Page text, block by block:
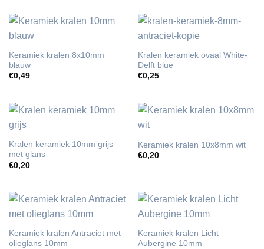
Keramiek kralen 8x10mm
blauw
€0,49
Kralen keramiek ovaal White-
Delft blue
€0,25
Kralen keramiek 10mm grijs
met glans
€0,20
Keramiek kralen 10x8mm wit
€0,20
Keramiek kralen Antraciet met
olieglans 10mm
Keramiek kralen Licht
Aubergine 10mm